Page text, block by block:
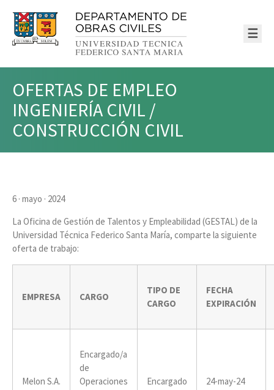
☰
OFERTAS DE EMPLEO
INGENIERÍA CIVIL /
CONSTRUCCIÓN CIVIL
6 · mayo · 2024
La Oficina de Gestión de Talentos y Empleabilidad (GESTAL) de la
Universidad Técnica Federico Santa María, comparte la siguiente
oferta de trabajo:
EMPRESA CARGO
TIPO DE
CARGO
FECHA
EXPIRACIÓN
Melon S.A.
Encargado/a
de
Operaciones
Encargado 24-may-24